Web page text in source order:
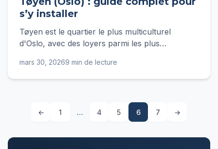
s’y installer
Tøyen est le quartier le plus multiculturel
d'Oslo, avec des loyers parmi les plus
installer en 2025.
mars 30, 20269 min de lecture
← 1 … 4 5 6 7 →